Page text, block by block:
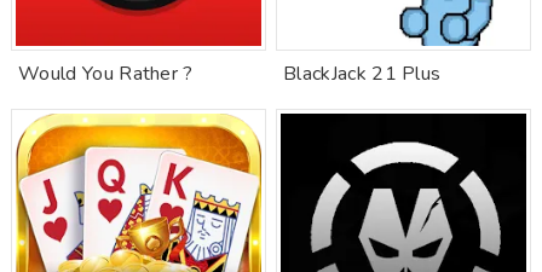
Would You Rather ? BlackJack 21 Plus